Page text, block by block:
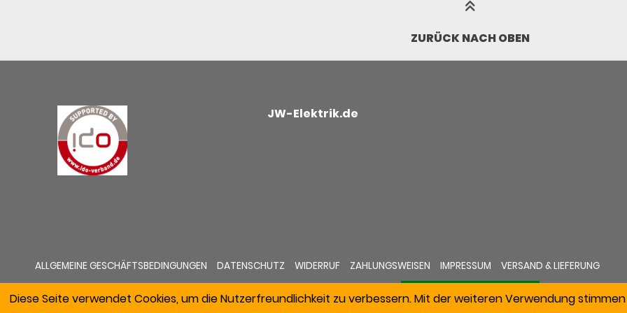
ZURÜCK NACH OBEN
JW-Elektrik.de
ALLGEMEINE GESCHÄFTSBEDINGUNGEN DATENSCHUTZ WIDERRUF ZAHLUNGSWEISEN IMPRESSUM VERSAND & LIEFERUNG
Diese Seite verwendet Cookies, um die Nutzerfreundlichkeit zu verbessern. Mit der weiteren Verwendung stimmen
VERTRAG WIDERRUFEN